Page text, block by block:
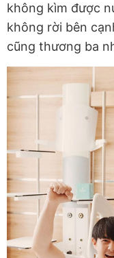
không kìm được
không rời bên
cũng thương ba